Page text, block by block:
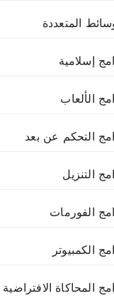
المتعددة
إسلامية
الألعاب
التحكم عن بعد
التنزيل
الفورمات
الكمبيوتر
المحاكاة الافتراضية